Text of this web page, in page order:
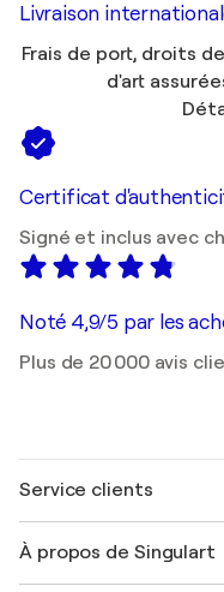
Livraison
Frais de port, droits
d'art
Certificat
Signé et inclus avec
Noté 4,9/5 par les
Plus de 20 000 avis
Service clients
Expédition
À propos de Singulart